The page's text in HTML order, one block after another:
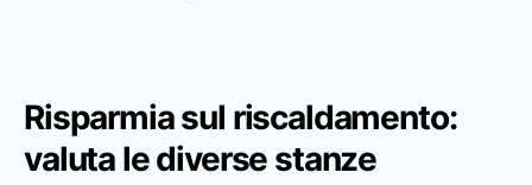
Risparmia sul riscaldamento:
valuta le diverse stanze